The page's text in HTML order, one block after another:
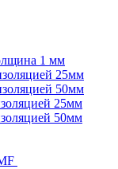
1 мм
25мм
50мм
25мм
50мм